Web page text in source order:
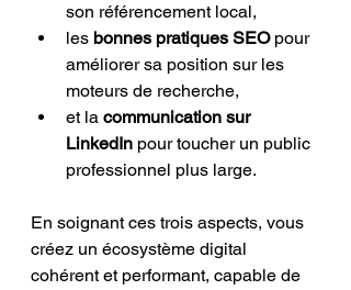
son référencement local,
les bonnes pratiques SEO pour
améliorer sa position sur les
moteurs de recherche,
et la communication sur
LinkedIn pour toucher un public
professionnel plus large.
En soignant ces trois aspects, vous
créez un écosystème digital
cohérent et performant, capable de